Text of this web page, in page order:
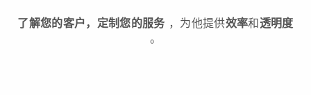
了解您的客户，定制您的服务 ，为他提供效率和透明度
。